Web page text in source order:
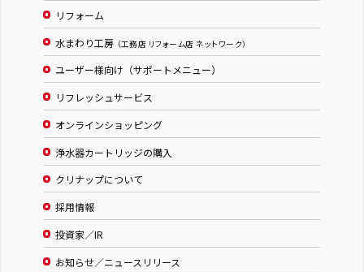
リフォーム
水まわり工房 （工務店 リフォーム店 ネットワーク）
ユーザー様向け（サポートメニュー）
リフレッシュサービス
オンラインショッピング
浄水器カートリッジの購入
クリナップについて
採用情報
投資家／IR
お知らせ／ニュースリリース